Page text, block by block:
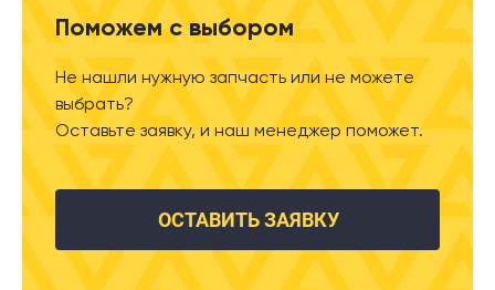
Поможем с выбором
Не нашли нужную запчасть или не можете
выбрать?
Оставьте заявку, и наш менеджер поможет.
ОСТАВИТЬ ЗАЯВКУ